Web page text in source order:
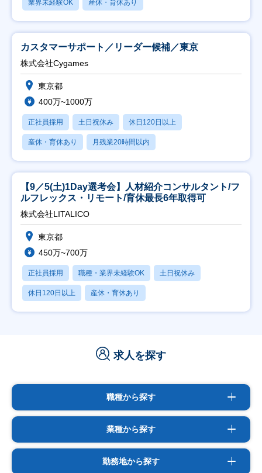
業界未経験OK 産休・育休あり
カスタマーサポート／リーダー候補／東京
株式会社Cygames
東京都
400万~1000万
正社員採用 土日祝休み 休日120日以上
産休・育休あり 月残業20時間以内
【9／5(土)1Day選考会】人材紹介コンサルタント/フ
ルフレックス・リモート/育休最長6年取得可
株式会社LITALICO
東京都
450万~700万
正社員採用 職種・業界未経験OK 土日祝休み
休日120日以上 産休・育休あり
求人を探す
職種から探す
業種から探す
勤務地から探す